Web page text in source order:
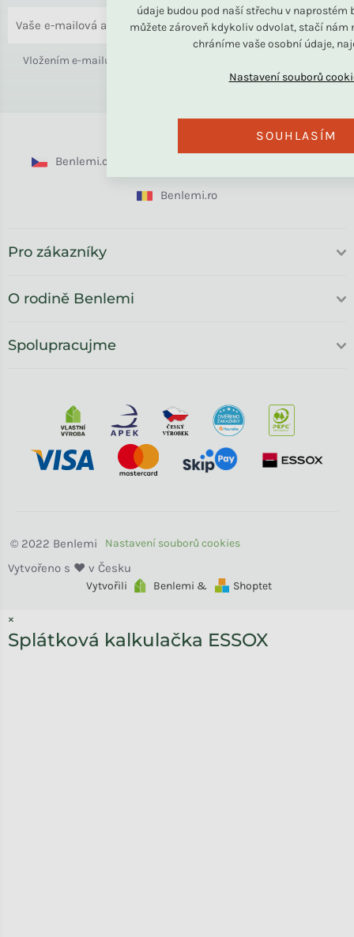
údaje budou pod naší střechu v naprostém
můžete zároveň kdykoliv odvolat, stačí nám
chráníme vaše osobní údaje,
SOUHLASÍM
ODESLAT
Vložením e-mailu souhlasíte s
Benlemi.cz
Benlemi.ro
Pro zákazníky
O rodině Benlemi
Spolupracujme
Vytvořili Benlemi & Shoptet
Benlemi
×
Splátková kalkulačka ESSOX